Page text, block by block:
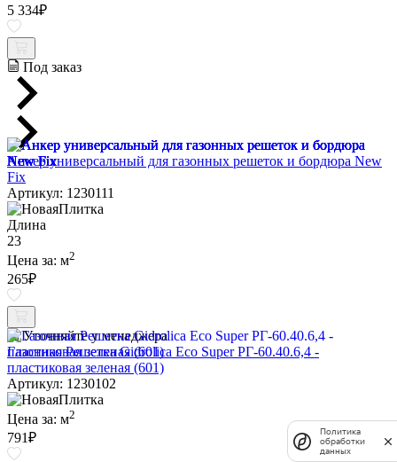
5 334₽
Под заказ
Анкер универсальный для газонных решеток и бордюра New
Fix
Артикул: 1230111
Длина
23
Цена за: м2
265₽
Уточняйте у менеджера
Газонная Решетка Gidrolica Eco Super РГ-60.40.6,4 -
пластиковая зеленая (601)
Артикул: 1230102
Цена за: м2
791₽
Политика
обработки
данных